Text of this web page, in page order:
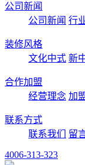
公司新闻
公司新闻 行
装修风格
文化中式 新
合作加盟
经营理念 加
联系方式
联系我们
留
4006-313-323